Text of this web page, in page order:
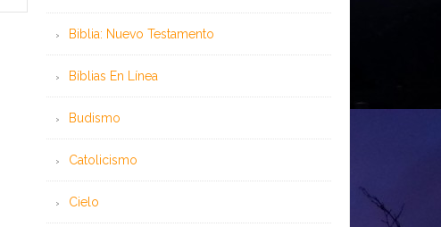
Biblia: Nuevo Testamento
Bíblias En Línea
Budismo
Catolicismo
Cielo